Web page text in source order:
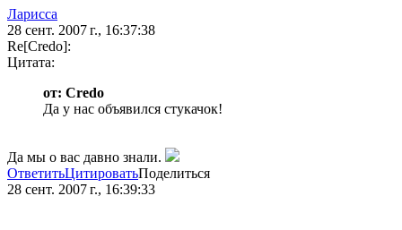
Ларисса
28 сент. 2007 г., 16:37:38
Re[Credo]:
Цитата:
от: Credo
Да у нас объявился стукачок!
Да мы о вас давно знали.
ОтветитьЦитироватьПоделиться
28 сент. 2007 г., 16:39:33